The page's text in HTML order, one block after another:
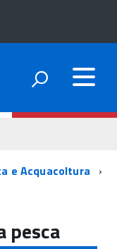
e Acquacoltura
pesca